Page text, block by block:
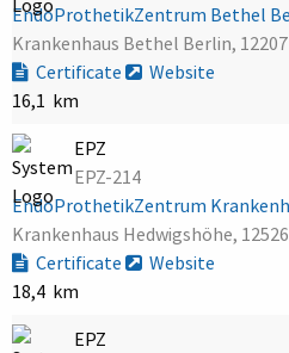
EndoProthetikZentrum Bethel
Krankenhaus Bethel Berlin,
Certificate
Website
16,1 km
EPZ
EPZ-214
EndoProthetikZentrum
Krankenhaus Hedwigshöhe,
Certificate
Website
18,4 km
EPZ